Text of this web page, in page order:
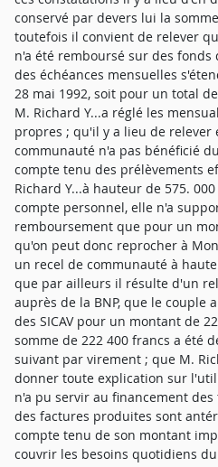
conservé par devers lui la
toutefois il convient de relever
n'a été remboursé sur des
des échéances mensuelles
28 mai 1992, soit pour un total
M. Richard Y...a réglé les
propres ; qu'il y a lieu de relever
communauté n'a pas bénéficié
compte tenu des prélèvements
Richard Y...à hauteur de 575.
compte personnel, elle n'a
remboursement que pour un
qu'on peut donc reprocher à
un recel de communauté à
que par ailleurs il résulte d'un
auprès de la BNP, que le couple
des SICAV pour un montant de
somme de 222 400 francs a été
suivant par virement ; que M.
donner toute explication sur
n'a pu servir au financement
des factures produites sont
compte tenu de son montant
couvrir les besoins quotidiens